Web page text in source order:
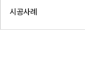
시공사례